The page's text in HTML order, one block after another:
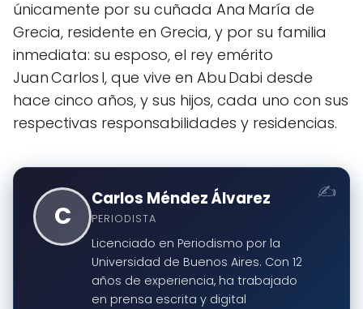
únicamente por su cuñada Ana María de
Grecia, residente en Grecia, y por su familia
inmediata: su esposo, el rey emérito
Juan Carlos I, que vive en Abu Dabi desde
hace cinco años, y sus hijos, cada uno con sus
respectivas responsabilidades y residencias.
C
Carlos Méndez Álvarez
PERIODISTA
Licenciado en Periodismo por la
Universidad de Buenos Aires. Con 12
años de experiencia, ha trabajado
en prensa escrita y digital